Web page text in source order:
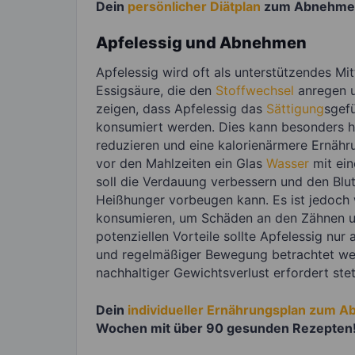
Dein persönlicher Diätplan zum
Apfelessig und Abnehmen
Apfelessig wird oft als unterstützendes
Essigsäure, die den Stoffwechsel anregen
zeigen, dass Apfelessig das Sättigung
konsumiert werden. Dies kann besonders
reduzieren und eine kalorienärmere
vor den Mahlzeiten ein Glas Wasser mit
soll die Verdauung verbessern und den
Heißhunger vorbeugen kann. Es ist
konsumieren, um Schäden an den Zähnen
potenziellen Vorteile sollte Apfelessig nur
und regelmäßiger Bewegung betrachtet
nachhaltiger Gewichtsverlust erfordert
Dein individueller Ernährungsplan zum
Wochen mit über 90 gesunden Rezepten!